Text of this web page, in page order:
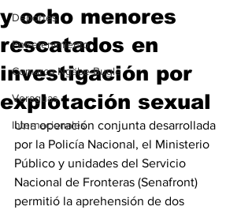
Deportes
Entretenimiento
Comarca Ngäbe-Buglé
Veraguas
Internacionales
y ocho menores
rescatados en
investigación por
explotación sexual
Una operación conjunta desarrollada
por la Policía Nacional, el Ministerio
Público y unidades del Servicio
Nacional de Fronteras (Senafront)
permitió la aprehensión de dos